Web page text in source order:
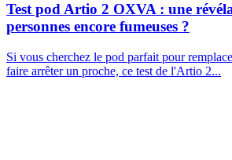
Test pod Artio 2 OXVA : une
personnes encore fumeuses ?
Si vous cherchez le pod parfait pour
faire arrêter un proche, ce test de l'Artio 2...